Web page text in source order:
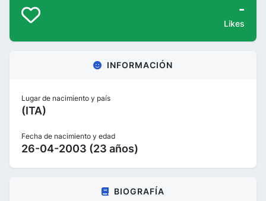
-
Likes
INFORMACIÓN
Lugar de nacimiento y país
(ITA)
Fecha de nacimiento y edad
26-04-2003 (23 años)
BIOGRAFÍA